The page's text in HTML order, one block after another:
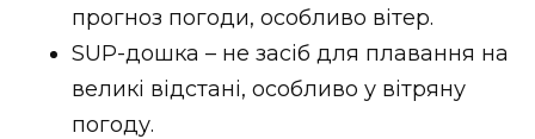
прогноз погоди, особливо вітер.
SUP-дошка – не засіб для плавання на
великі відстані, особливо у вітряну
погоду.